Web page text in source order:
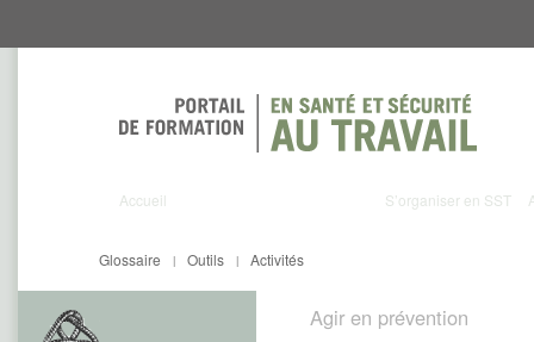
au
au
Accueil S’organiser en SST
Activités
Outils |
Glossaire |
Agir en prévention